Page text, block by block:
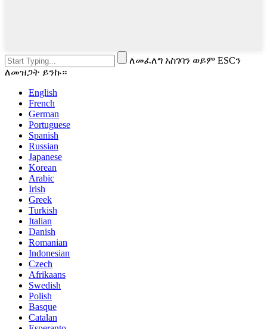
ለመፈለግ አስገባን ወይም ESCን
ለመዝጋት ይንኩ።
English
French
German
Portuguese
Spanish
Russian
Japanese
Korean
Arabic
Irish
Greek
Turkish
Italian
Danish
Romanian
Indonesian
Czech
Afrikaans
Swedish
Polish
Basque
Catalan